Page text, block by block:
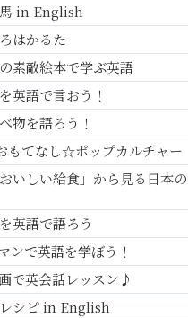
in English
はかるた
素敵絵本で学ぶ英語
英語で言おう！
物を語ろう！
もてなし☆ポップカルチャー
いしい給食」から見る日本
英語で語ろう
ンで英語を学ぼう！
で英会話レッスン♪
シピ in English